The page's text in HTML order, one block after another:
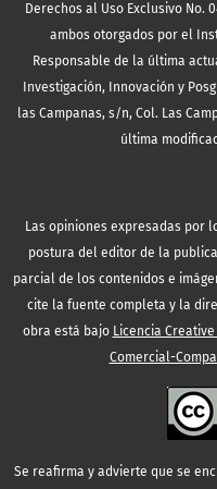
Derechos al Uso Exclusivo No.
ambos otorgados por el
Responsable de la última
Investigación, Innovación y
las Campanas, s/n, Col. Las
última
Las opiniones expresadas por
postura del editor de la
parcial de los contenidos e
cite la fuente completa y la
obra está bajo Licencia
Comercial-
Se reafirma y advierte que se